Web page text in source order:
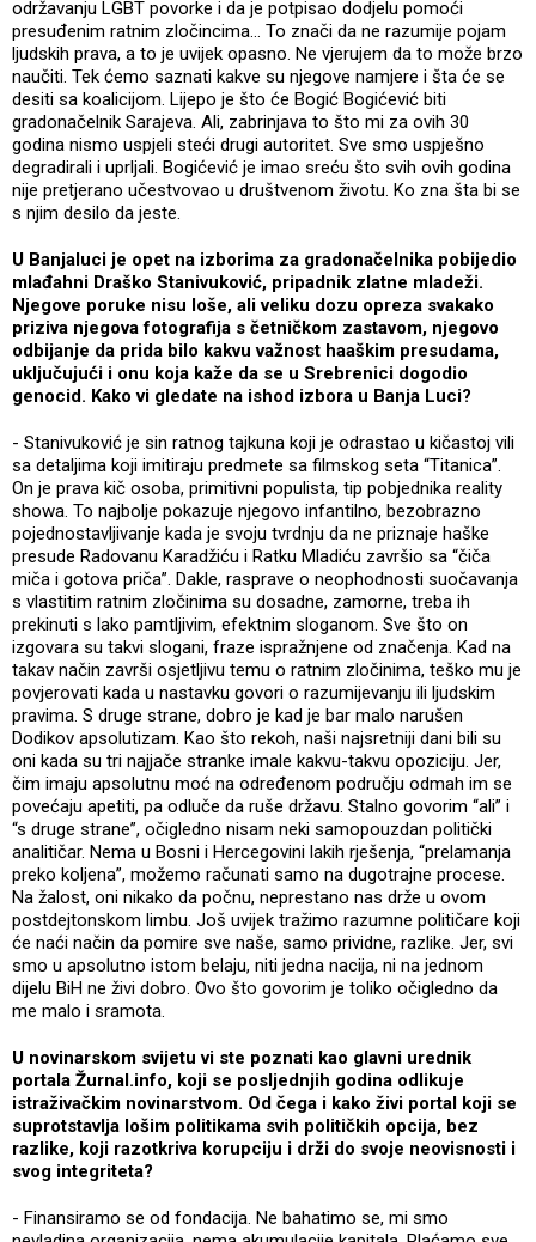
održavanju LGBT povorke i da je potpisao dodjelu pomoći
presuđenim ratnim zločincima… To znači da ne razumije pojam
ljudskih prava, a to je uvijek opasno. Ne vjerujem da to može brzo
naučiti. Tek ćemo saznati kakve su njegove namjere i šta će se
desiti sa koalicijom. Lijepo je što će Bogić Bogićević biti
gradonačelnik Sarajeva. Ali, zabrinjava to što mi za ovih 30
godina nismo uspjeli steći drugi autoritet. Sve smo uspješno
degradirali i uprljali. Bogićević je imao sreću što svih ovih godina
nije pretjerano učestvovao u društvenom životu. Ko zna šta bi se
s njim desilo da jeste.
U Banjaluci je opet na izborima za gradonačelnika pobijedio
mlađahni Draško Stanivuković, pripadnik zlatne mladeži.
Njegove poruke nisu loše, ali veliku dozu opreza svakako
priziva njegova fotografija s četničkom zastavom, njegovo
odbijanje da prida bilo kakvu važnost haaškim presudama,
uključujući i onu koja kaže da se u Srebrenici dogodio
genocid. Kako vi gledate na ishod izbora u Banja Luci?
- Stanivuković je sin ratnog tajkuna koji je odrastao u kičastoj vili
sa detaljima koji imitiraju predmete sa filmskog seta “Titanica”.
On je prava kič osoba, primitivni populista, tip pobjednika reality
showa. To najbolje pokazuje njegovo infantilno, bezobrazno
pojednostavljivanje kada je svoju tvrdnju da ne priznaje haške
presude Radovanu Karadžiću i Ratku Mladiću završio sa “čiča
miča i gotova priča”. Dakle, rasprave o neophodnosti suočavanja
s vlastitim ratnim zločinima su dosadne, zamorne, treba ih
prekinuti s lako pamtljivim, efektnim sloganom. Sve što on
izgovara su takvi slogani, fraze ispražnjene od značenja. Kad na
takav način završi osjetljivu temu o ratnim zločinima, teško mu je
povjerovati kada u nastavku govori o razumijevanju ili ljudskim
pravima. S druge strane, dobro je kad je bar malo narušen
Dodikov apsolutizam. Kao što rekoh, naši najsretniji dani bili su
oni kada su tri najjače stranke imale kakvu-takvu opoziciju. Jer,
čim imaju apsolutnu moć na određenom području odmah im se
povećaju apetiti, pa odluče da ruše državu. Stalno govorim “ali” i
“s druge strane”, očigledno nisam neki samopouzdan politički
analitičar. Nema u Bosni i Hercegovini lakih rješenja, “prelamanja
preko koljena”, možemo računati samo na dugotrajne procese.
Na žalost, oni nikako da počnu, neprestano nas drže u ovom
postdejtonskom limbu. Još uvijek tražimo razumne političare koji
će naći način da pomire sve naše, samo prividne, razlike. Jer, svi
smo u apsolutno istom belaju, niti jedna nacija, ni na jednom
dijelu BiH ne živi dobro. Ovo što govorim je toliko očigledno da
me malo i sramota.
U novinarskom svijetu vi ste poznati kao glavni urednik
portala Žurnal.info, koji se posljednjih godina odlikuje
istraživačkim novinarstvom. Od čega i kako živi portal koji se
suprotstavlja lošim politikama svih političkih opcija, bez
razlike, koji razotkriva korupciju i drži do svoje neovisnosti i
svog integriteta?
- Finansiramo se od fondacija. Ne bahatimo se, mi smo